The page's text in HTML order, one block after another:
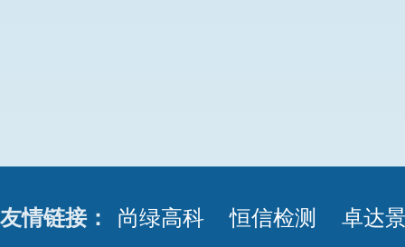
友情链接： 尚绿高科 恒信检测 卓达